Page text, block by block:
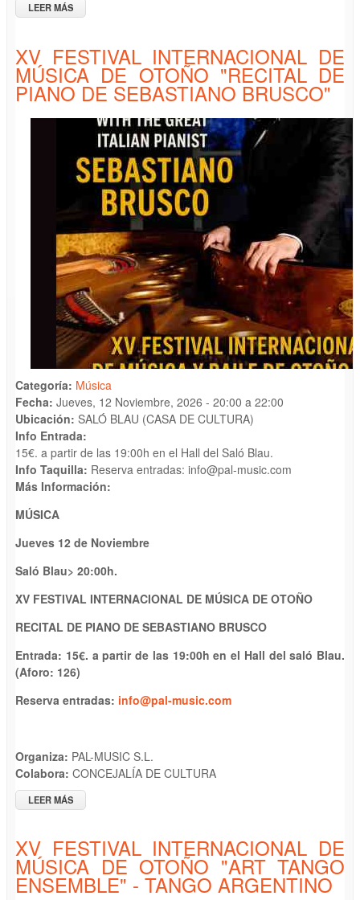
LEER MÁS
CAMERATA AMICITIA " . LESTER MEJÍAS (VIOLA) , JUDITH
XV FESTIVAL INTERNACIONAL DE
MÚSICA DE OTOÑO "RECITAL DE
PIANO DE SEBASTIANO BRUSCO"
Categoría: Música
Fecha: Jueves, 12 Noviembre, 2026 - 20:00 a 22:00
Ubicación: SALÓ BLAU (CASA DE CULTURA)
Info Entrada:
15€. a partir de las 19:00h en el Hall del Saló Blau.
Info Taquilla: Reserva entradas: info@pal-music.com
Más Información:
MÚSICA
Jueves 12 de Noviembre
Saló Blau> 20:00h.
XV FESTIVAL INTERNACIONAL DE MÚSICA DE OTOÑO
RECITAL DE PIANO DE SEBASTIANO BRUSCO
Entrada: 15€. a partir de las 19:00h en el Hall delsaló Blau.
(Aforo: 126)
Reserva entradas: info@pal-music.com
Organiza: PAL-MUSIC S.L.
Colabora: CONCEJALÍA DE CULTURA
LEER MÁS
"RECITAL DE PIANO DE SEBASTIANO BRUSCO"
XV FESTIVAL INTERNACIONAL DE
MÚSICA DE OTOÑO "ART TANGO
ENSEMBLE" - TANGO ARGENTINO